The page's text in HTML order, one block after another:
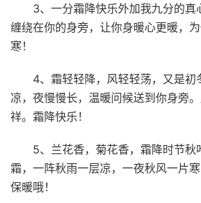
3、一分霜降快乐外加我九分的真
缠绕在你的身旁，让你身暖心更暖，
寒！
4、霜轻轻降，风轻轻荡，又是初
凉，夜慢慢长，温暖问候送到你身旁
祥。霜降快乐！
5、兰花香，菊花香，霜降时节秋
霜，一阵秋雨一层凉，一夜秋风一片
保暖哦！